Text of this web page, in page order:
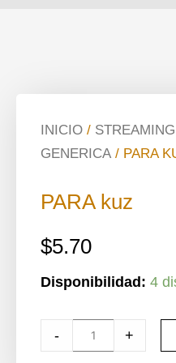
INICIO / STREAMING
GENERICA / PARA
PARA kuz
$5.70
Disponibilidad: 4
Cantidad
kuz
- +